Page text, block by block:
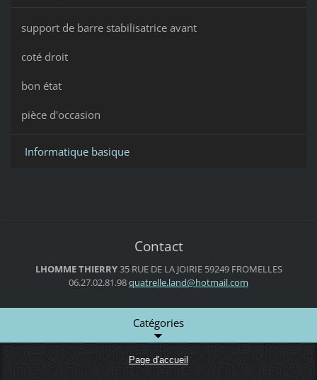
support de barre stabilisatrice avant
coté droit
bon état
pièce d'occasion
Informatique basique
Contact
LHOMME THIERRY35 RUE DE LA JOIRIE59249 FROMELLES
06.27.02.81.98quatrelle.land@hotmail.com
Catégories
Page d'accueil